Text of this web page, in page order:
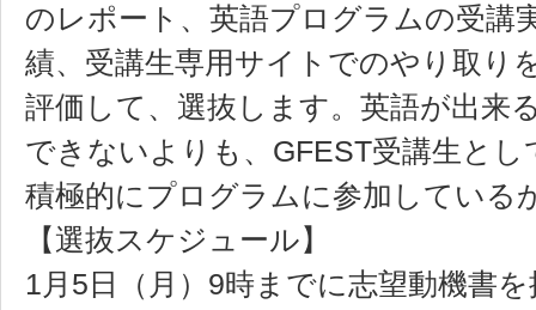
のレポート、英語プログラムの受講
績、受講生専用サイトでのやり取り
評価して、選抜します。英語が出来
できないよりも、GFEST受講生とし
積極的にプログラムに参加している
【選抜スケジュール】
1月5日（月）9時までに志望動機書を